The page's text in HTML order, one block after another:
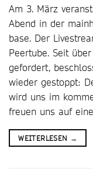
Am 3. März
Abend in der
base. Der
Peertube. Seit
gefordert,
wieder gestoppt:
wird uns im
freuen uns auf
WEITERLESEN →